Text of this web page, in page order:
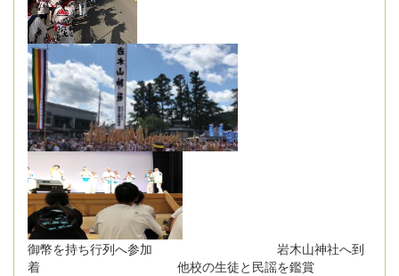
御幣を持ち行列へ参加 岩木山神社へ到
着 他校の生徒と民謡を鑑賞